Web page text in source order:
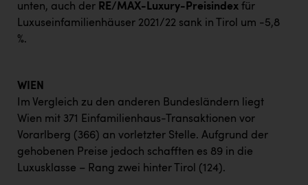
unten, auch der RE/MAX-Luxury-Preisindex für
Luxuseinfamilienhäuser 2021/22 sank in Tirol um -5,8
%.
WIEN
Im Vergleich zu den anderen Bundesländern liegt
Wien mit 371 Einfamilienhaus-Transaktionen vor
Vorarlberg (366) an vorletzter Stelle. Aufgrund der
gehobenen Preise jedoch schafften es 89 in die
Luxusklasse – Rang zwei hinter Tirol (124).